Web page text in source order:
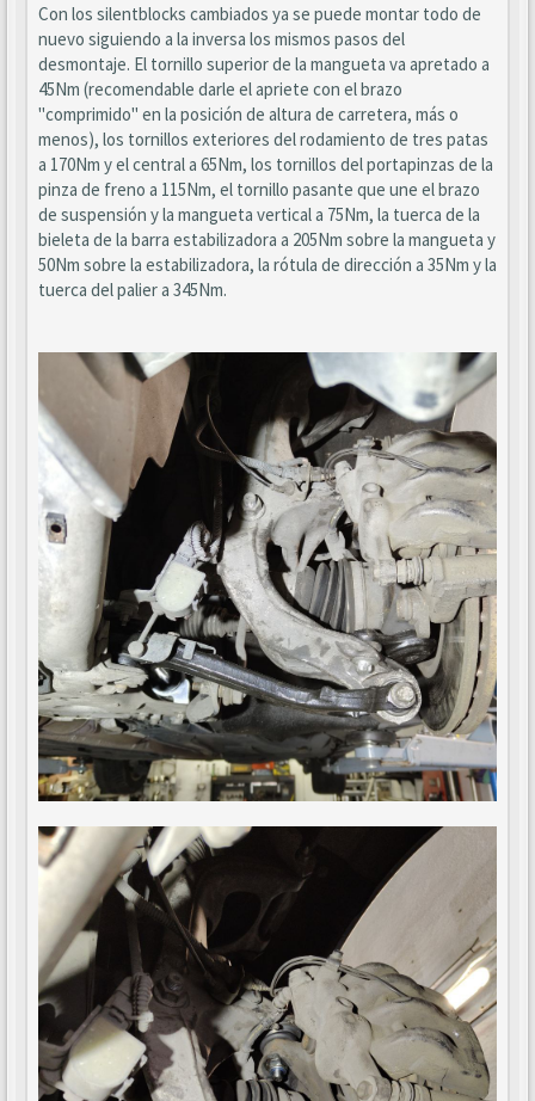
Con los silentblocks cambiados ya se puede montar todo de
nuevo siguiendo a la inversa los mismos pasos del
desmontaje. El tornillo superior de la mangueta va apretado a
45Nm (recomendable darle el apriete con el brazo
"comprimido" en la posición de altura de carretera, más o
menos), los tornillos exteriores del rodamiento de tres patas
a 170Nm y el central a 65Nm, los tornillos del portapinzas de la
pinza de freno a 115Nm, el tornillo pasante que une el brazo
de suspensión y la mangueta vertical a 75Nm, la tuerca de la
bieleta de la barra estabilizadora a 205Nm sobre la mangueta y
50Nm sobre la estabilizadora, la rótula de dirección a 35Nm y la
tuerca del palier a 345Nm.